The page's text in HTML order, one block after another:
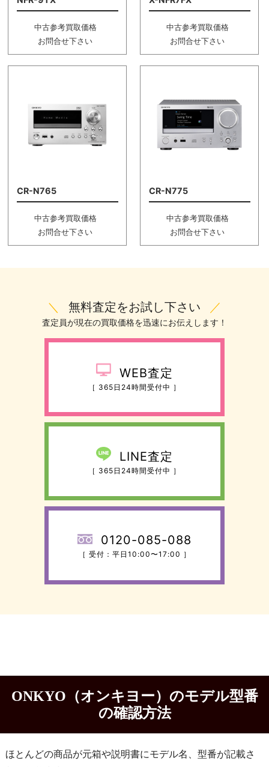
中古参考買取価格
お問合せ下さい
中古参考買取価格
お問合せ下さい
CR-N765
中古参考買取価格
お問合せ下さい
CR-N775
中古参考買取価格
お問合せ下さい
＼ 無料査定をお試し下さい ／
査定員が現在の買取価格を迅速にお伝えします！
WEB査定
［ 365日24時間受付中 ］
LINE査定
［ 365日24時間受付中 ］
0120-085-088
［ 受付：平日10:00〜17:00 ］
ONKYO（オンキヨー）のモデル型番
の確認方法
ほとんどの商品が元箱や説明書にモデル名、型番が記載さ